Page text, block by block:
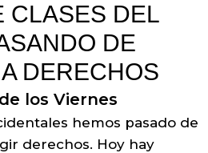
CLASES DEL
DE
DERECHOS
los Viernes
hemos pasado de
derechos. Hoy hay